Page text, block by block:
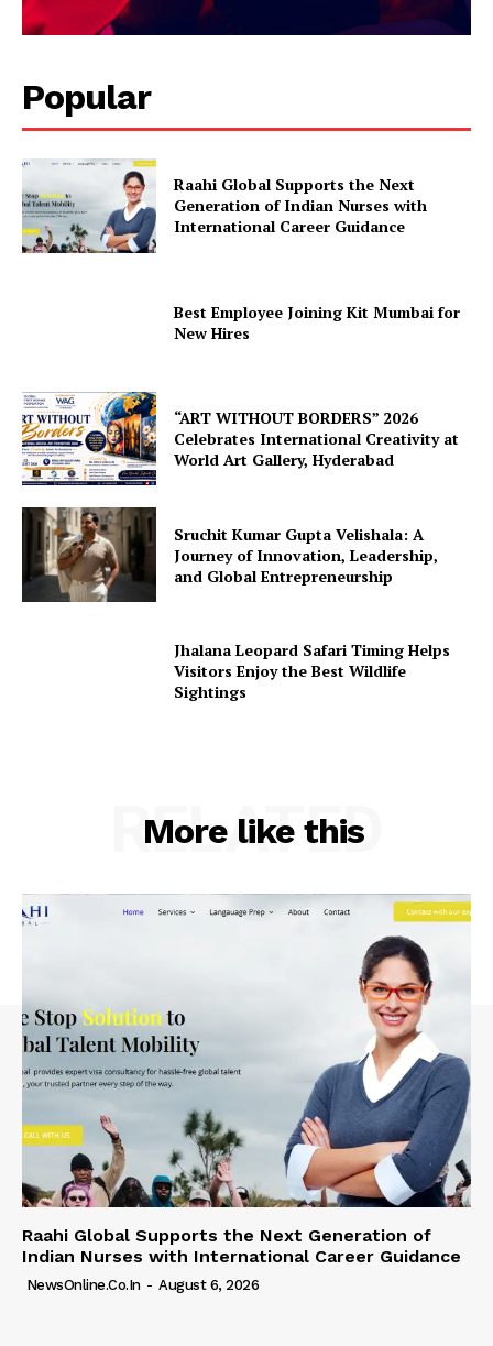
Popular
Raahi Global Supports the Next
Generation of Indian Nurses with
International Career Guidance
Best Employee Joining Kit Mumbai for
New Hires
“ART WITHOUT BORDERS” 2026
Celebrates International Creativity at
World Art Gallery, Hyderabad
Sruchit Kumar Gupta Velishala: A
Journey of Innovation, Leadership,
and Global Entrepreneurship
Jhalana Leopard Safari Timing Helps
Visitors Enjoy the Best Wildlife
Sightings
More like this
RELATED
Raahi Global Supports the Next Generation of
Indian Nurses with International Career Guidance
NewsOnline.co.in - August 6, 2026